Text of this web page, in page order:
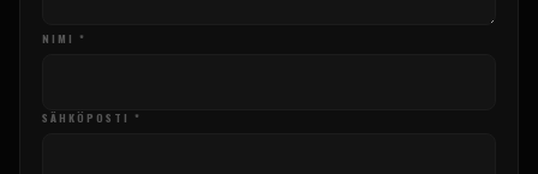
NIMI *
SÄHKÖPOSTI *